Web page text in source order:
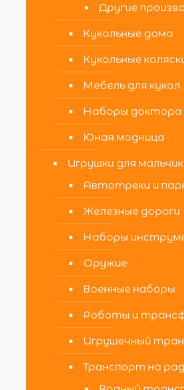
Другие
Кукольные дома
Кукольные
Мебель для кукол
Наборы доктора
Юная модница
Игрушки для
Автотреки и
Железные дороги
Наборы
Оружие
Военные наборы
Роботы и
Игрушечный
Транспорт на